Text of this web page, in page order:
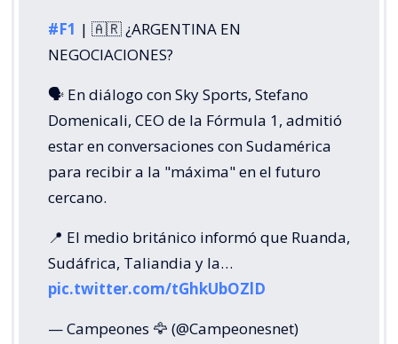
#F1 | 🇦🇷 ¿ARGENTINA EN
NEGOCIACIONES?
🗣️ En diálogo con Sky Sports, Stefano
Domenicali, CEO de la Fórmula 1, admitió
estar en conversaciones con Sudamérica
para recibir a la "máxima" en el futuro
cercano.
📍 El medio británico informó que Ruanda,
Sudáfrica, Taliandia y la…
pic.twitter.com/tGhkUbOZlD
— Campeones 🦅 (@Campeonesnet)